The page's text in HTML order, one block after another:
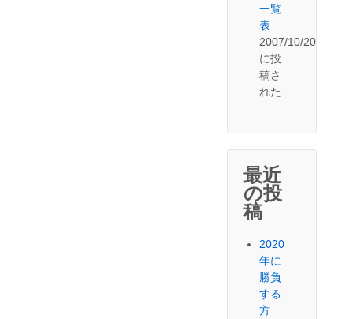
一覧
表
2007/10/20
に投
稿さ
れた
最近
の投
稿
2020
年に
勝負
する
方